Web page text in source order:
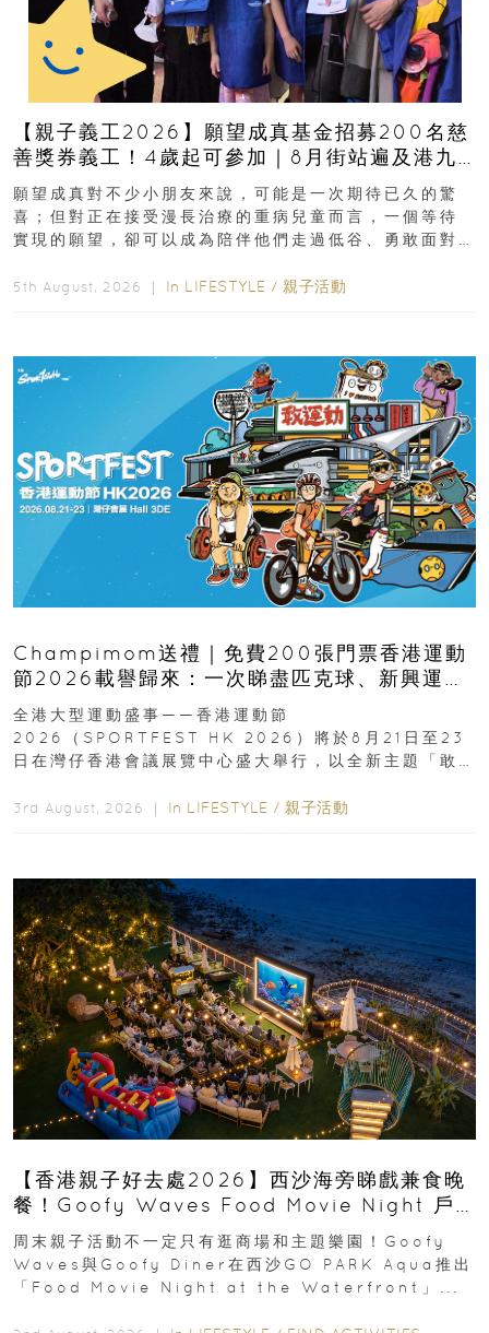
【親子義工2026】願望成真基金招募200名慈
善獎券義工！4歲起可參加｜8月街站遍及港九
新界
願望成真對不少小朋友來說，可能是一次期待已久的驚
喜；但對正在接受漫長治療的重病兒童而言，一個等待
實現的願望，卻可以成為陪伴他們走過低谷、勇敢面對
5th August, 2026 ｜ In LIFESTYLE / 親子活動
Champimom送禮｜免費200張門票香港運動
節2026載譽歸來：一次睇盡匹克球、新興運
動、街舞比賽＋逾百運動品牌展覽
全港大型運動盛事——香港運動節
2026（SPORTFEST HK 2026）將於8月21日至23
日在灣仔香港會議展覽中心盛大舉行，以全新主題「敢
3rd August, 2026 ｜ In LIFESTYLE / 親子活動
【香港親子好去處2026】西沙海旁睇戲兼食晚
餐！Goofy Waves Food Movie Night 戶
外影院逢週末登場
周末親子活動不一定只有逛商場和主題樂園！Goofy
Waves與Goofy Diner在西沙GO PARK Aqua推出
「Food Movie Night at the Waterfront」...